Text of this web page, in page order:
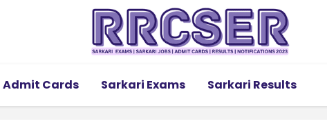
Admit Cards Sarkari Exams Sarkari Results